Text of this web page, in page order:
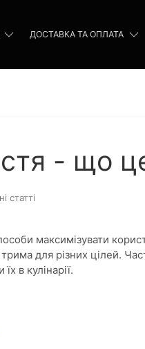
ДОСТАВКА ТА ОПЛАТА
- що
статті
максимізувати
для різних цілей.
в кулінарії.